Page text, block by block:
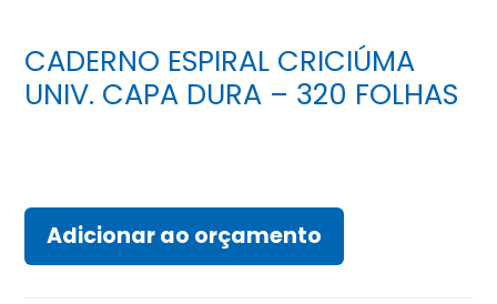
CADERNO ESPIRAL CRICIÚMA
UNIV. CAPA DURA – 320 FOLHAS
Adicionar ao orçamento